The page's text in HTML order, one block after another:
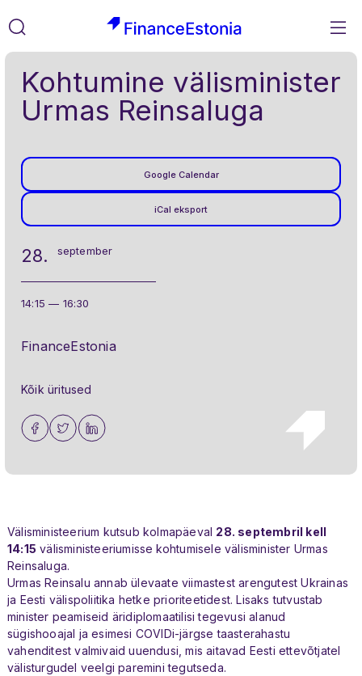
Liigu
sisusse
28. september
14:15 — 16:30
FinanceEstonia
Kohtumine välisminister
Urmas Reinsaluga
Google Calendar
iCal eksport
Kõik üritused
Välisministeerium kutsub kolmapäeval 28. septembril kell
14:15 välisministeeriumisse kohtumisele välisminister Urmas
Reinsaluga.
Urmas Reinsalu annab ülevaate viimastest arengutest Ukrainas
ja Eesti välispoliitika hetke prioriteetidest. Lisaks tutvustab
minister peamiseid äridiplomaatilisi tegevusi alanud
sügishooajal ja esimesi COVIDi-järgse taasterahastu
vahenditest valmivaid uuendusi, mis aitavad Eesti ettevõtjatel
välisturgudel veelgi paremini tegutseda.